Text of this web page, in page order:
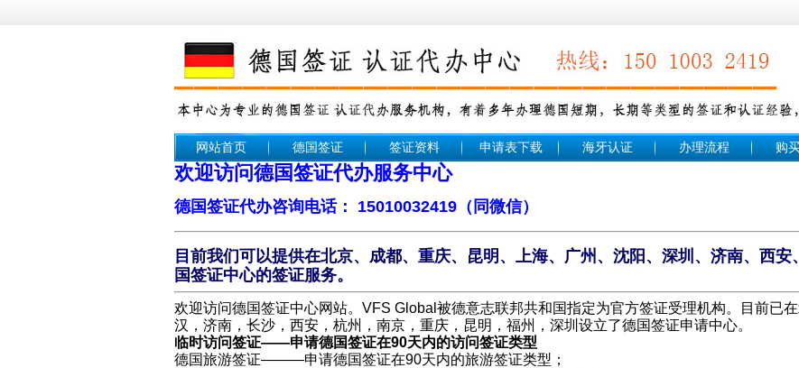
网站首页 德国签证 签证资料 申请表下载 海牙认证 办理流程 购
欢迎访问德国签证代办服务中心中智法签
德国签证代办咨询电话： 15010032419（同微信）
目前我们可以提供在北京、成都、重庆、昆明、上海、广州、沈阳、深圳、济南、西
国签证中心的签证服务。
欢迎访问德国签证中心网站。VFS Global被德意志联邦共和国指定为官方签证受理机构。目前已
汉，济南，长沙，西安，杭州，南京，重庆，昆明，福州，深圳设立了德国签证申请中心。
临时访问签证——申请德国签证在90天内的访问签证类型
德国旅游签证———申请德国签证在90天内的旅游签证类型；